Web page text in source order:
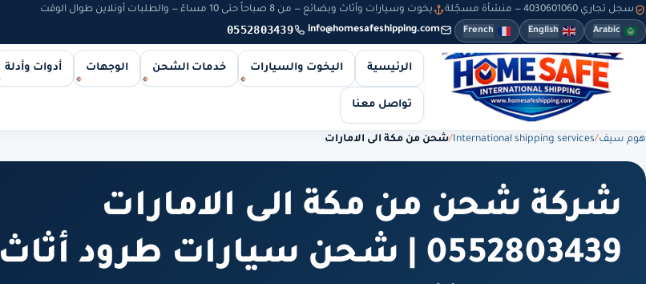
سجل تجاري 4030601060 — منشأة مسجّلة يخوت وسيارات وأثاث وبضائع — من 8 صباحاً حتى 10 مساءً — والطلبات أونلاين طوال الوقت
Arabic
English
French
info@homesafeshipping.com
0552803439
الرئيسية اليخوت والسيارات خدمات الشحن الوجهات أدوات وأدلة
تواصل معنا
هوم سيف/
International shipping services
/شحن من مكة الى الامارات
شركة شحن من مكة الى الامارات
0552803439 | شحن سيارات طرود أثاث